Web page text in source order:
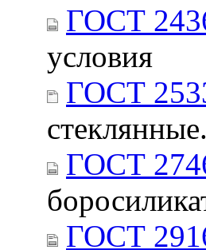
ГОСТ
условия
ГОСТ
ГОСТ
ГОСТ